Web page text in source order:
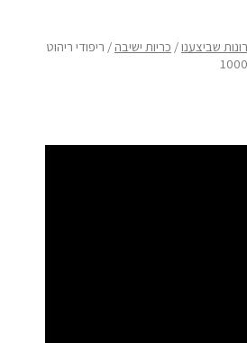
לבית
שביצענו/ כריות ישיבה / ריפודי ריהוט